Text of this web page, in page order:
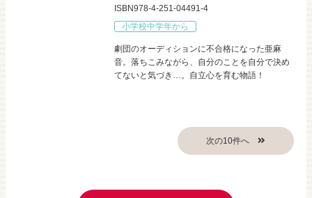
ISBN978-4-251-04491-4
小学校中学年から
劇団のオーディションに不合格になった亜麻
音。落ちこみながら、自分のことを自分で決め
てないと気づき…。自立心を育む物語！